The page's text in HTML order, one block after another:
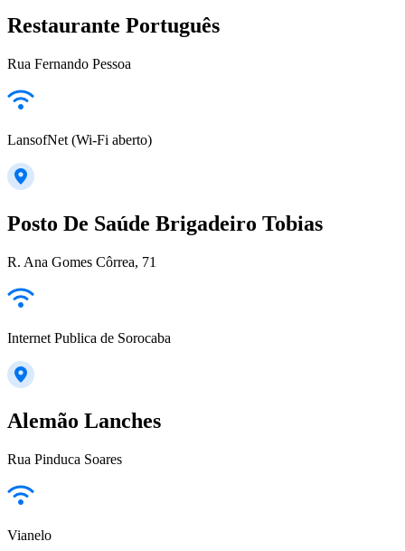
Restaurante Português
Rua Fernando Pessoa
LansofNet (Wi-Fi aberto)
Posto De Saúde Brigadeiro Tobias
R. Ana Gomes Côrrea, 71
Internet Publica de Sorocaba
Alemão Lanches
Rua Pinduca Soares
Vianelo